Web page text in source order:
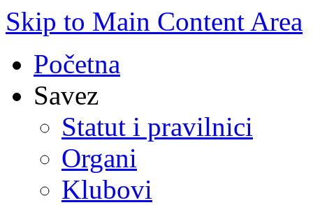
Skip to Main Content Area
Početna
Savez
Statut i pravilnici
Organi
Klubovi